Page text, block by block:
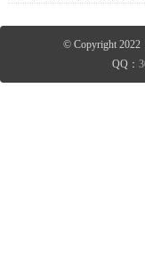
© Copyright
QQ：